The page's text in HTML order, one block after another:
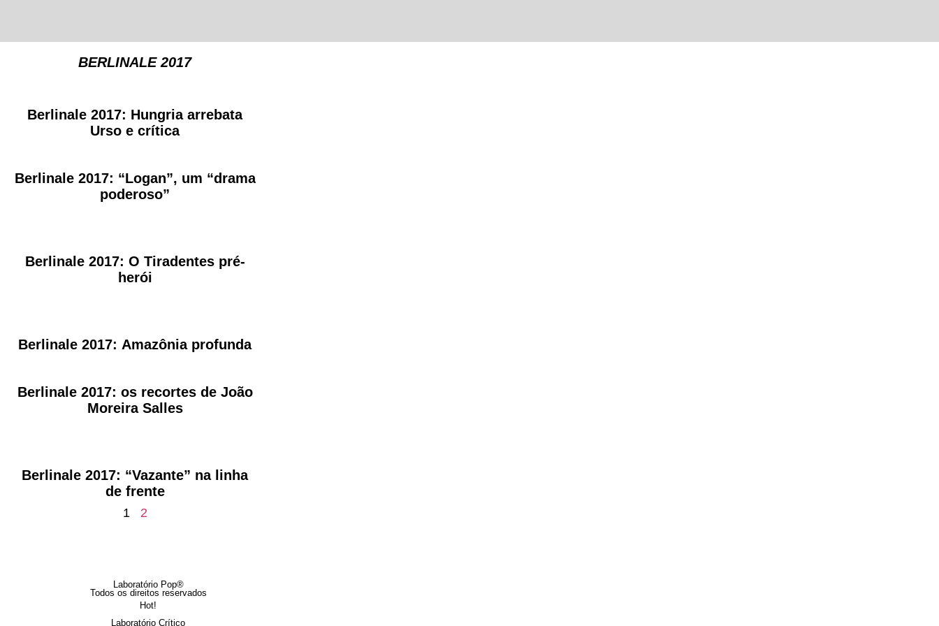
BERLINALE 2017
Berlinale 2017: Hungria arrebata
Urso e crítica
Berlinale 2017: “Logan”, um “drama
poderoso”
Berlinale 2017: O Tiradentes pré-
herói
Berlinale 2017: Amazônia profunda
Berlinale 2017: os recortes de João
Moreira Salles
Berlinale 2017: “Vazante” na linha
de frente
1 2
Laboratório Pop®
Todos os direitos reservados
Hot!
Laboratório Crítico